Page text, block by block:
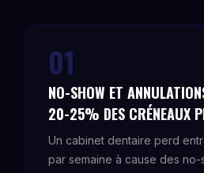
01
NO-SHOW ET
20-25% DES CRÉNEAUX
Un cabinet dentaire perd
par semaine à cause des